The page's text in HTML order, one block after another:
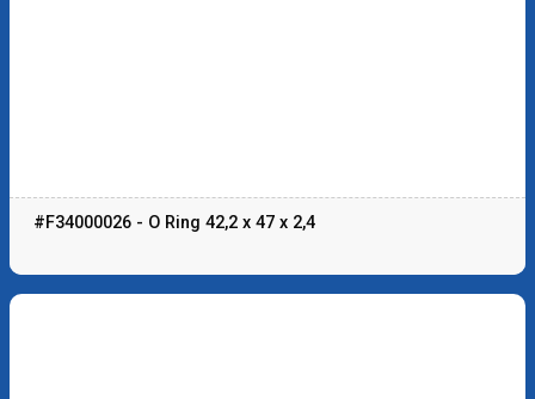
#F34000026 - O Ring 42,2 x 47 x 2,4